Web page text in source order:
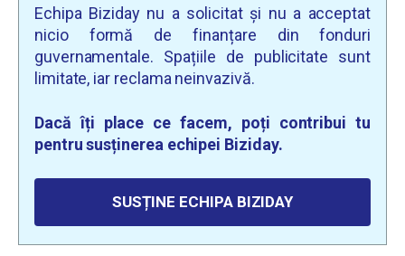
Echipa Biziday nu a solicitat și nu a acceptat
nicio formă de finanțare din fonduri
guvernamentale. Spațiile de publicitate sunt
limitate, iar reclama neinvazivă.
Dacă îți place ce facem, poți contribui tu
pentru susținerea echipei Biziday.
SUSȚINE ECHIPA BIZIDAY